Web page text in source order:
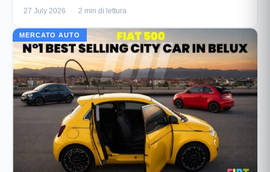
favorendo modelli Fiat come 500, 600, Doblò e Panda.
27 July 2026 · 2 min di lettura
MERCATO AUTO